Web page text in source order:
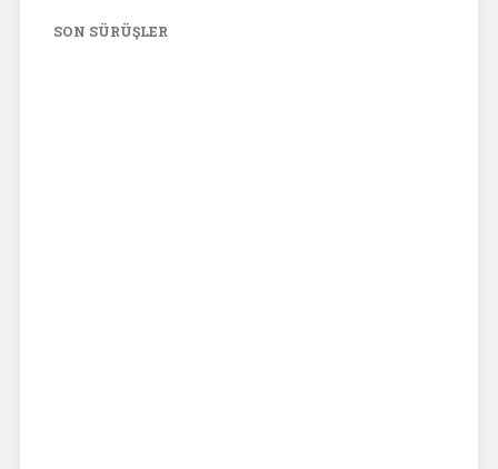
SON SÜRÜŞLER